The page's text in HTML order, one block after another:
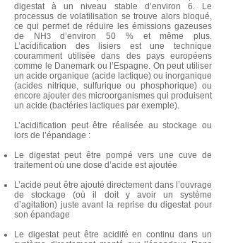
digestat à un niveau stable d’environ 6. Le
processus de volatilisation se trouve alors bloqué,
ce qui permet de réduire les émissions gazeuses
de NH3d’environ 50 % et même plus.
L’acidification des lisiers est une technique
couramment utilisée dans des pays européens
comme le Danemark ou l’Espagne. On peut utiliser
un acide organique (acide lactique) ou inorganique
(acides nitrique, sulfurique ou phosphorique) ou
encore ajouter des microorganismes qui produisent
un acide (bactéries lactiques par exemple).
L’acidification peut être réalisée au stockage ou
lors de l’épandage :
Le digestat peut être pompé vers une cuve de
traitement où une dose d’acide est ajoutée
L’acide peut être ajouté directement dans l’ouvrage
de stockage (où il doit y avoir un système
d’agitation) juste avant la reprise du digestat pour
son épandage
Le digestat peut être acidifé en continu dans un